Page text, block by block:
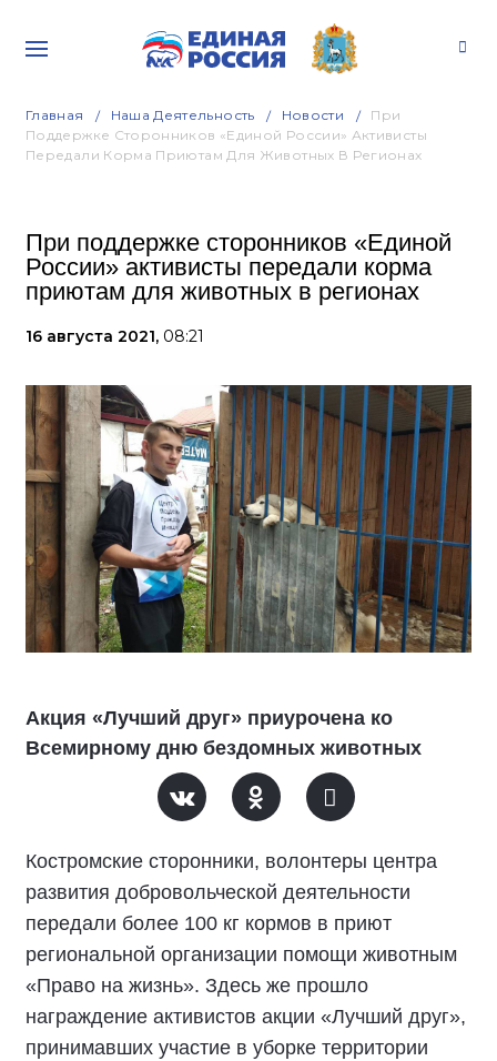
Главная Наша Деятельность Новости
При
Поддержке Сторонников «Единой России» Активисты
Передали Корма Приютам Для Животных В Регионах
При поддержке сторонников «Единой
России» активисты передали корма
приютам для животных в регионах
16 августа 2021, 08:21
Акция «Лучший друг» приурочена ко
Всемирному дню бездомных животных
Костромские сторонники, волонтеры центра
развития добровольческой деятельности
передали более 100 кг кормов в приют
региональной организации помощи животным
«Право на жизнь». Здесь же прошло
награждение активистов акции «Лучший друг»,
принимавших участие в уборке территории